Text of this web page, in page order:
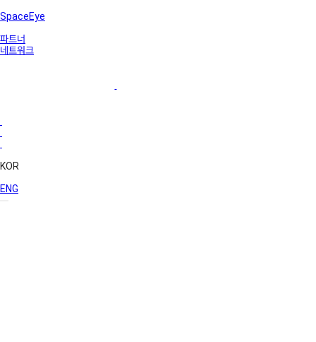
SpaceEye
파트너
네트워크
KOR
ENG